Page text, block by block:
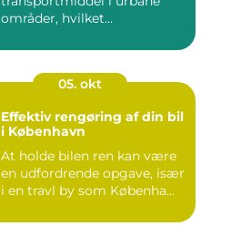
områder, hvilket...
05. okt
Effektiv rengøring af din bil
i København
At holde bilen ren kan være
en udfordrende opgave, især
i en travl by som Københa...